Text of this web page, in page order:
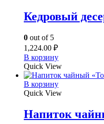
Кедровый
0 out of 5
1,224.00 ₽
В корзину
Quick View
В корзину
Quick View
Напиток